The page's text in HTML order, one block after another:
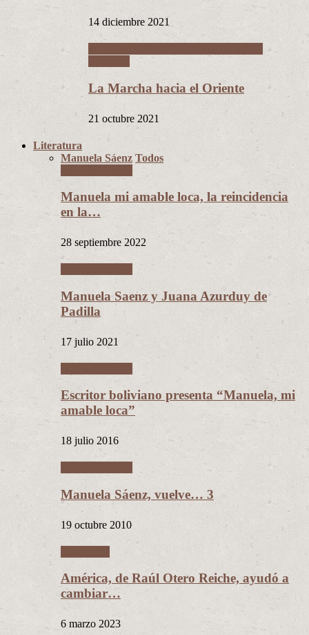
14 diciembre 2021
La Marcha hacia el Oriente
21 octubre 2021
Literatura
Manuela Sáenz Todos
Manuela mi amable loca, la reincidencia
en la…
28 septiembre 2022
Manuela Saenz y Juana Azurduy de
Padilla
17 julio 2021
Escritor boliviano presenta “Manuela, mi
amable loca”
18 julio 2016
Manuela Sáenz, vuelve… 3
19 octubre 2010
América, de Raúl Otero Reiche, ayudó a
cambiar…
6 marzo 2023